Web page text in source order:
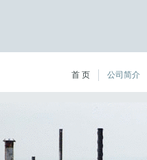
首 页 公司简介